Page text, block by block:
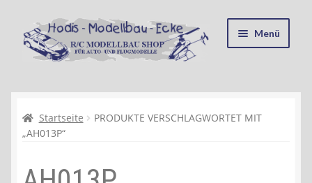
Zur
Navigation
springen
Zum
Inhalt
springen
Menü
KasseStartseite
PRODUKTE VERSCHLAGWORTET MIT
„AH013P“